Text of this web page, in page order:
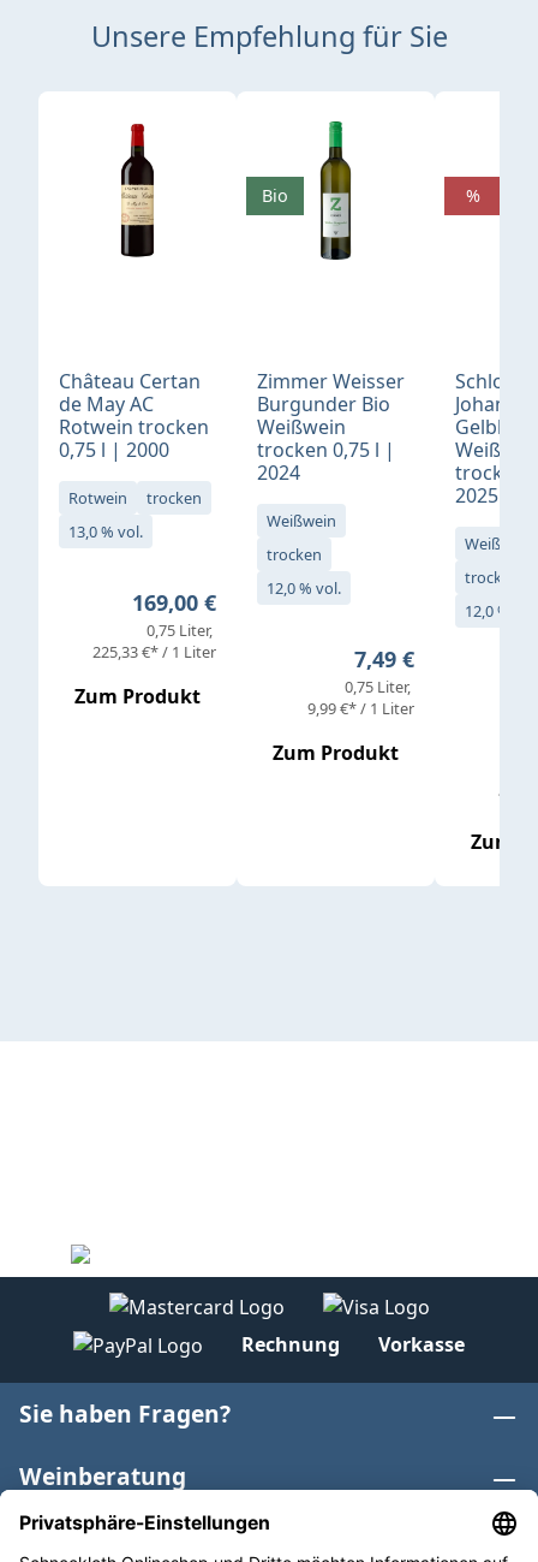
Unsere Empfehlung für Sie
Produktgalerie überspringen
Château Certan
de May AC
Rotwein trocken
0,75 l | 2000
Rotwein
trocken
13,0 % vol.
Regulärer Preis:
169,00 €
0,75 Liter
225,33 €* / 1 Liter
Zum Produkt
Zimmer Weisser
Burgunder Bio
Weißwein
trocken 0,75 l |
2024
Weißwein
trocken
12,0 % vol.
Regulärer Preis:
7,49 €
0,75 Liter
9,99 €* / 1 Liter
Zum Produkt
Bio
Schloß
Gelblack
trocken
2025
Weißwein
trocken
12,0 % vol.
Zum
%
Rechnung Vorkasse
Sie haben Fragen?
Weinberatung
Informationen